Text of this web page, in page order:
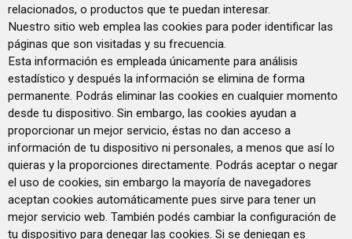
relacionados, o productos que te puedan interesar.
Nuestro sitio web emplea las cookies para poder identificar las
páginas que son visitadas y su frecuencia.
Esta información es empleada únicamente para análisis
estadístico y después la información se elimina de forma
permanente. Podrás eliminar las cookies en cualquier momento
desde tu dispositivo. Sin embargo, las cookies ayudan a
proporcionar un mejor servicio, éstas no dan acceso a
información de tu dispositivo ni personales, a menos que así lo
quieras y la proporciones directamente. Podrás aceptar o negar
el uso de cookies, sin embargo la mayoría de navegadores
aceptan cookies automáticamente pues sirve para tener un
mejor servicio web. También podés cambiar la configuración de
tu dispositivo para denegar las cookies. Si se deniegan es